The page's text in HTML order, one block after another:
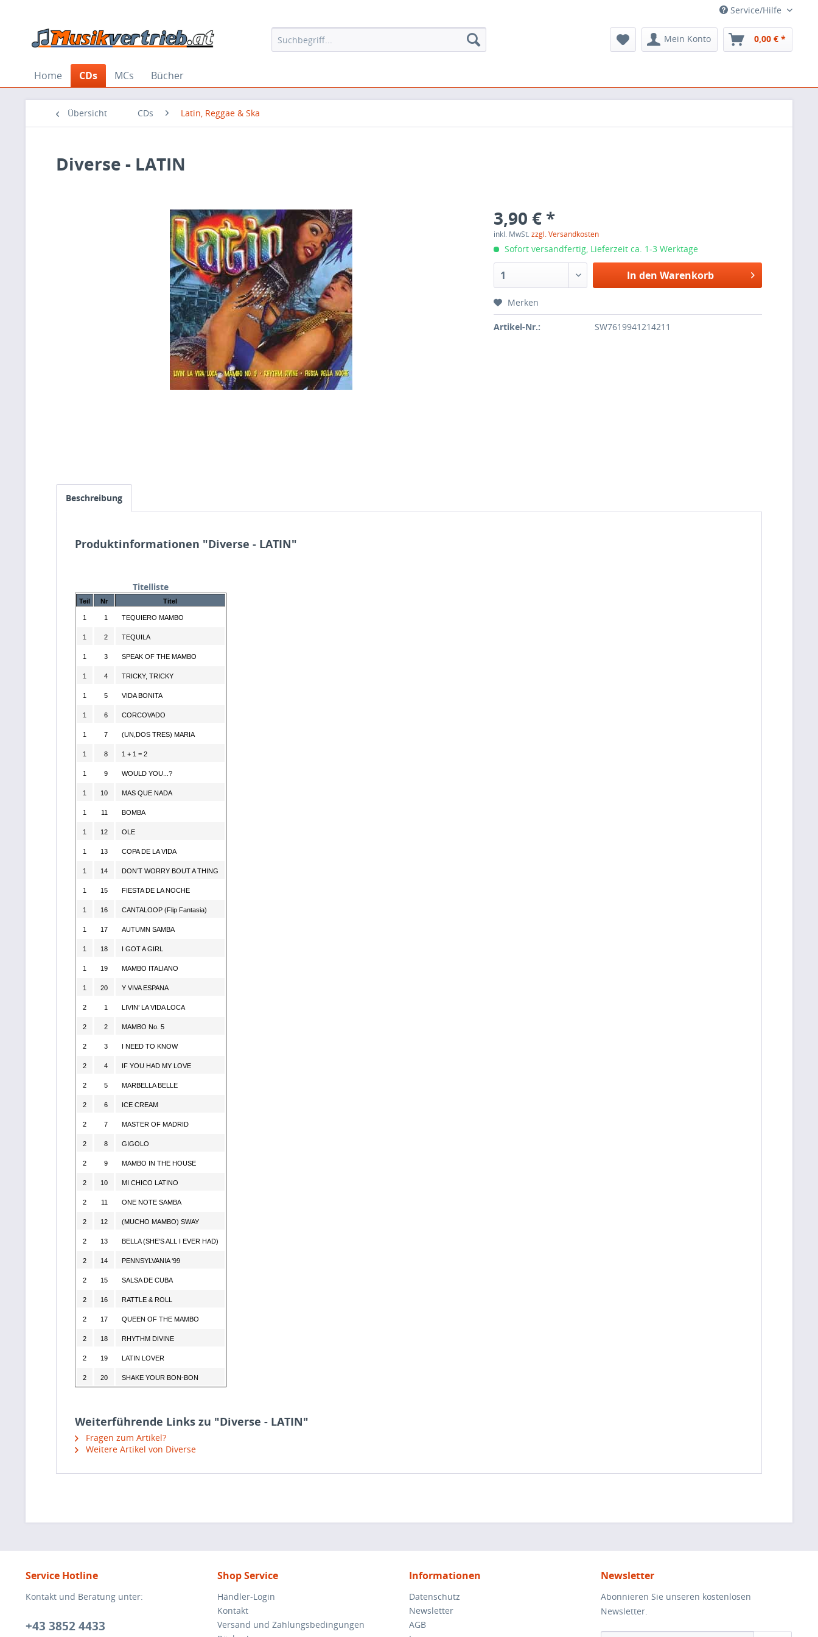
Service/Hilfe
Mein Konto 0,00 € *
Home CDs MCs Bücher
Übersicht CDs Latin, Reggae & Ska
Diverse - LATIN
3,90 € *
inkl. MwSt.zzgl. Versandkosten
Sofort versandfertig, Lieferzeit ca. 1-3 Werktage
In den Warenkorb
Merken
Artikel-Nr.: SW7619941214211
Beschreibung
Produktinformationen "Diverse - LATIN"
Titelliste
Teil Nr Titel
1 1 TEQUIERO MAMBO
1 2 TEQUILA
1 3 SPEAK OF THE MAMBO
1 4 TRICKY, TRICKY
1 5 VIDA BONITA
1 6 CORCOVADO
1 7 (UN,DOS TRES) MARIA
1 8 1 + 1 = 2
1 9 WOULD YOU...?
1 10 MAS QUE NADA
1 11 BOMBA
1 12 OLE
1 13 COPA DE LA VIDA
1 14 DON’T WORRY BOUT A THING
1 15 FIESTA DE LA NOCHE
1 16 CANTALOOP (Flip Fantasia)
1 17 AUTUMN SAMBA
1 18 I GOT A GIRL
1 19 MAMBO ITALIANO
1 20 Y VIVA ESPANA
2 1 LIVIN’ LA VIDA LOCA
2 2 MAMBO No. 5
2 3 I NEED TO KNOW
2 4 IF YOU HAD MY LOVE
2 5 MARBELLA BELLE
2 6 ICE CREAM
2 7 MASTER OF MADRID
2 8 GIGOLO
2 9 MAMBO IN THE HOUSE
2 10 MI CHICO LATINO
2 11 ONE NOTE SAMBA
2 12 (MUCHO MAMBO) SWAY
2 13 BELLA (SHE’S ALL I EVER HAD)
2 14 PENNSYLVANIA ‘99
2 15 SALSA DE CUBA
2 16 RATTLE & ROLL
2 17 QUEEN OF THE MAMBO
2 18 RHYTHM DIVINE
2 19 LATIN LOVER
2 20 SHAKE YOUR BON-BON
Weiterführende Links zu "Diverse - LATIN"
Fragen zum Artikel?
Weitere Artikel von Diverse
Service Hotline
Kontakt und Beratung unter:
+43 3852 4433
Shop Service
Händler-Login
Kontakt
Versand und Zahlungsbedingungen
Informationen
Datenschutz
Newsletter
AGB
Newsletter
Abonnieren Sie unseren kostenlosen
Newsletter.